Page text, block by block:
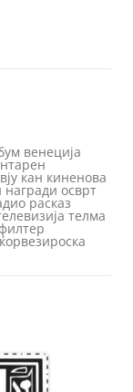
венеција
кан киненова
награди осврт
расказ
телма
ќорвезироска